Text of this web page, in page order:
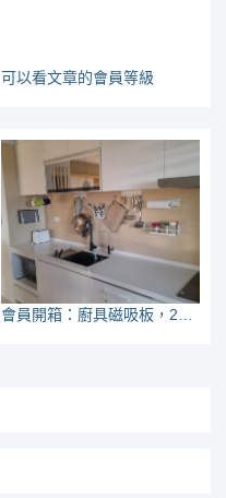
可以看文章的會員等級